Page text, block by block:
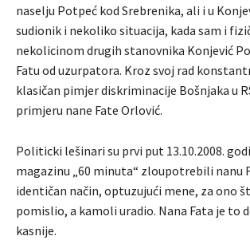
naselju Potpeć kod Srebrenika, ali i u
sudionik i nekoliko situacija, kada sam i
nekolicinom drugih stanovnika Konjević
Fatu od uzurpatora. Kroz svoj rad
klasičan pimjer diskriminacije Bošnjaka u
primjeru nane Fate Orlović.
Politicki lešinari su prvi put 13.10.2008.
magazinu „60 minuta“ zloupotrebili nanu
identičan način, optuzujući mene, za ono
pomislio, a kamoli uradio. Nana Fata je to
kasnije.